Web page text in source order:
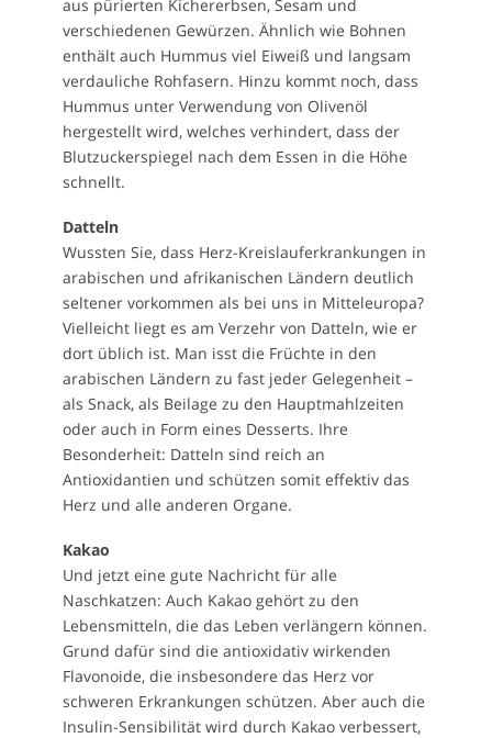
aus pürierten Kichererbsen, Sesam und
verschiedenen Gewürzen. Ähnlich wie Bohnen
enthält auch Hummus viel Eiweiß und langsam
verdauliche Rohfasern. Hinzu kommt noch, dass
Hummus unter Verwendung von Olivenöl
hergestellt wird, welches verhindert, dass der
Blutzuckerspiegel nach dem Essen in die Höhe
schnellt.
Datteln
Wussten Sie, dass Herz-Kreislauferkrankungen in
arabischen und afrikanischen Ländern deutlich
seltener vorkommen als bei uns in Mitteleuropa?
Vielleicht liegt es am Verzehr von Datteln, wie er
dort üblich ist. Man isst die Früchte in den
arabischen Ländern zu fast jeder Gelegenheit –
als Snack, als Beilage zu den Hauptmahlzeiten
oder auch in Form eines Desserts. Ihre
Besonderheit: Datteln sind reich an
Antioxidantien und schützen somit effektiv das
Herz und alle anderen Organe.
Kakao
Und jetzt eine gute Nachricht für alle
Naschkatzen: Auch Kakao gehört zu den
Lebensmitteln, die das Leben verlängern können.
Grund dafür sind die antioxidativ wirkenden
Flavonoide, die insbesondere das Herz vor
schweren Erkrankungen schützen. Aber auch die
Insulin-Sensibilität wird durch Kakao verbessert,